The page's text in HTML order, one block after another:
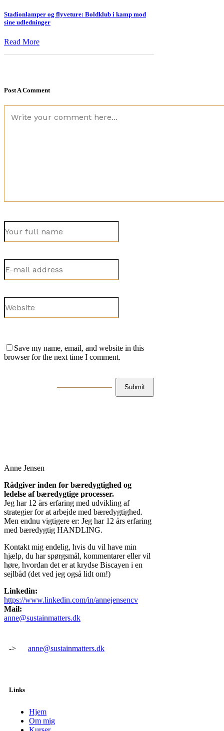
Stadionlamper og flyveture: Boldklub i kamp mod
sine udledninger
Read More
Post A Comment
Save my name, email, and website in this
browser for the next time I comment.
Anne Jensen
Rådgiver inden for bæredygtighed og
ledelse af bæredygtige processer.
Jeg har 12 års erfaring med udvikling af
strategier for at arbejde med bæredygtighed.
Men endnu vigtigere er: Jeg har 12 års erfaring
med bæredygtig HANDLING.
Kontakt mig endelig, hvis du vil have min
hjælp, du har spørgsmål, kommentarer eller vil
høre, hvordan det er at krydse Biscayen i en
sejlbåd (det ved jeg også lidt om!)
Linkedin:
https://www.linkedin.com/in/annejensencv
Mail:
anne@sustainmatters.dk
-> anne@sustainmatters.dk
Links
Hjem
Om mig